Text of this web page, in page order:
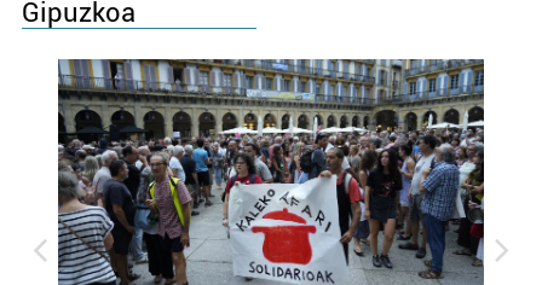
Gipuzkoa